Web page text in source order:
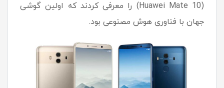
(Huawei Mate 10) را معرفی کردند که اولین گوشی
جهان با فناوری هوش مصنوعی بود.